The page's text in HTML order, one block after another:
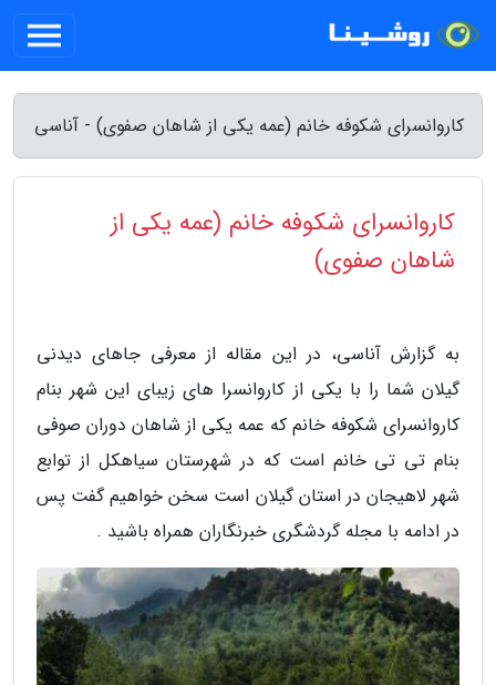
کاروانسرای شکوفه خانم (عمه یکی از شاهان صفوی) - آناسی
کاروانسرای شکوفه خانم (عمه یکی از
شاهان صفوی)
به گزارش آناسی، در این مقاله از معرفی جاهای دیدنی
گیلان شما را با یکی از کاروانسرا های زیبای این شهر بنام
کاروانسرای شکوفه خانم که عمه یکی از شاهان دوران صوفی
بنام تی تی خانم است که در شهرستان سیاهکل از توابع
شهر لاهیجان در استان گیلان است سخن خواهیم گفت پس
در ادامه با مجله گردشگری خبرنگاران همراه باشید .